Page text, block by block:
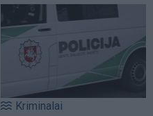
Kriminalai